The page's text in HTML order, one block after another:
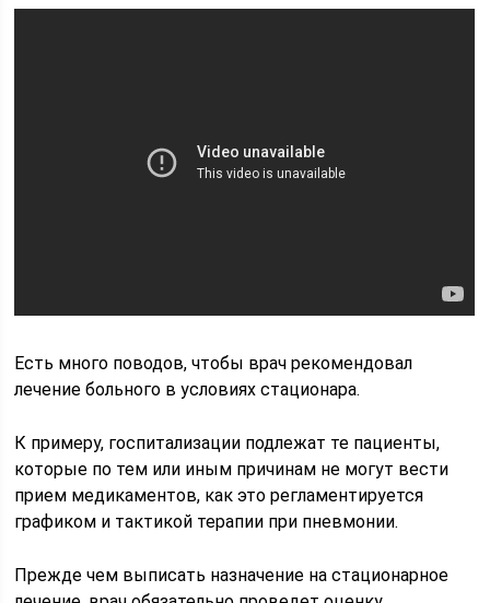
Есть много поводов, чтобы врач рекомендовал
лечение больного в условиях стационара.
К примеру, госпитализации подлежат те пациенты,
которые по тем или иным причинам не могут вести
прием медикаментов, как это регламентируется
графиком и тактикой терапии при пневмонии.
Прежде чем выписать назначение на стационарное